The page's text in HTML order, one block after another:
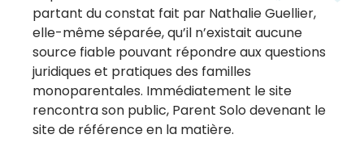
partant du constat fait par Nathalie Guellier,
elle-même séparée, qu’il n’existait aucune
source fiable pouvant répondre aux questions
juridiques et pratiques des familles
monoparentales. Immédiatement le site
rencontra son public, Parent Solo devenant le
site de référence en la matière.